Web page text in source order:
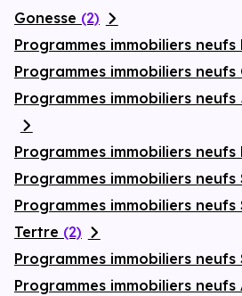
Gonesse (2)
Programmes immobiliers neufs
Programmes immobiliers neufs
Programmes immobiliers
Programmes immobiliers neufs
Programmes immobiliers
Programmes immobiliers
Tertre (2)
Programmes immobiliers neufs
Programmes immobiliers neufs